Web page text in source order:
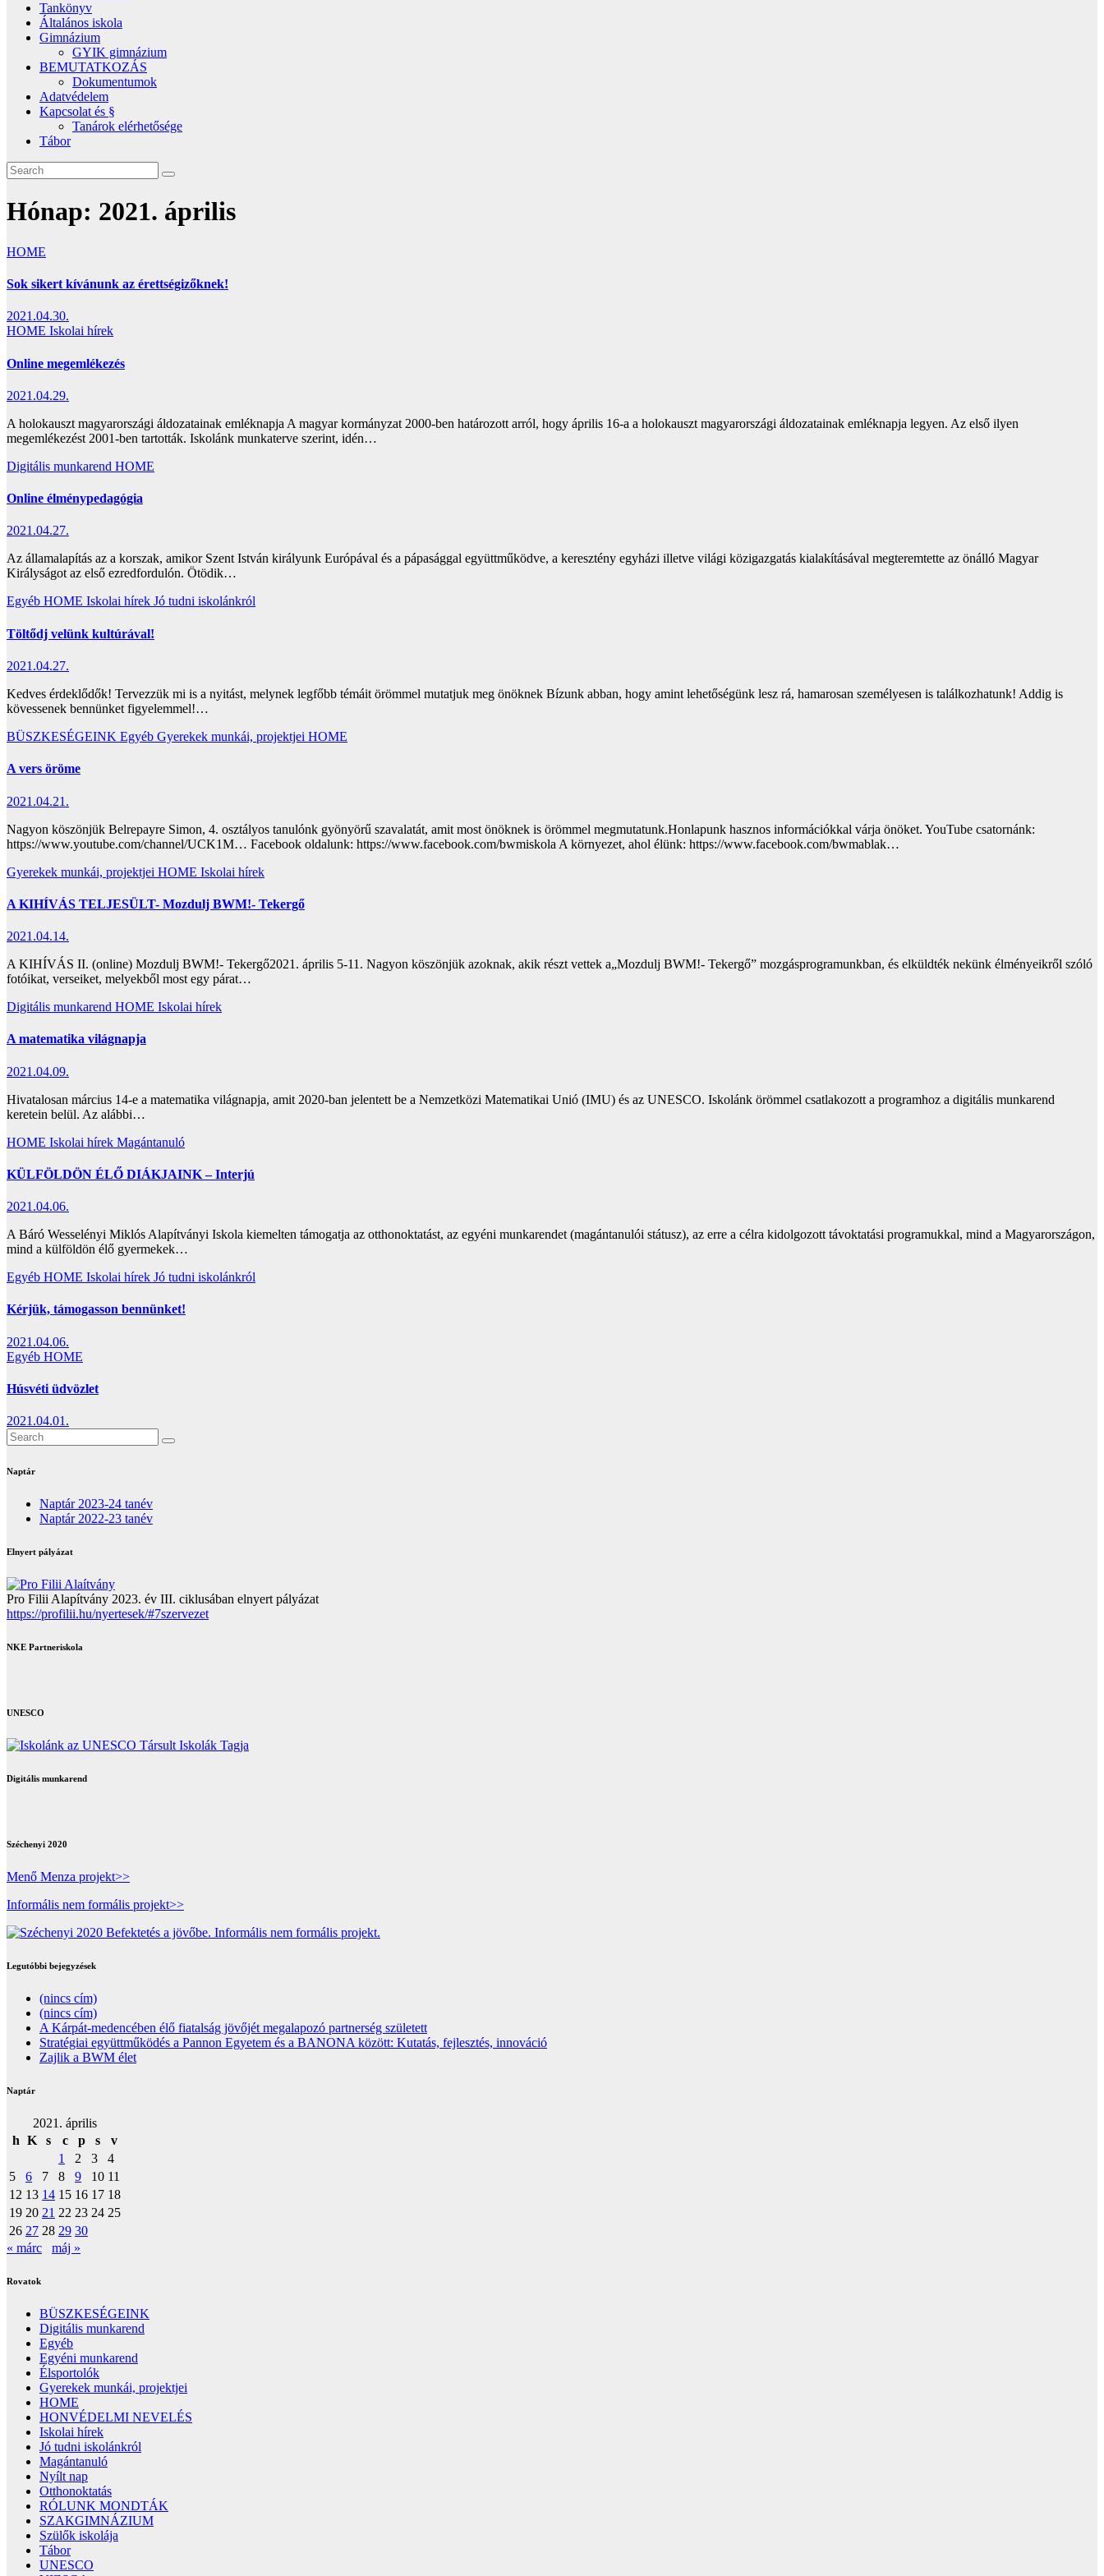
Tankönyv
Általános iskola
Gimnázium
GYIK gimnázium
BEMUTATKOZÁS
Dokumentumok
Adatvédelem
Kapcsolat és §
Tanárok elérhetősége
Tábor
Hónap: 2021. április
HOME
Sok sikert kívánunk az érettségizőknek!
2021.04.30.
HOME Iskolai hírek
Online megemlékezés
2021.04.29.
A holokauszt magyarországi áldozatainak emléknapja A magyar kormányzat 2000-ben határozott arról, hogy április 16-a a holokauszt magyarországi áldozatainak emléknapja legyen. Az első ilyen
megemlékezést 2001-ben tartották. Iskolánk munkaterve szerint, idén…
Digitális munkarend HOME
Online élménypedagógia
2021.04.27.
Az államalapítás az a korszak, amikor Szent István királyunk Európával és a pápasággal együttműködve, a keresztény egyházi illetve világi közigazgatás kialakításával megteremtette az önálló Magyar
Királyságot az első ezredfordulón. Ötödik…
Egyéb HOME Iskolai hírek Jó tudni iskolánkról
Töltődj velünk kultúrával!
2021.04.27.
Kedves érdeklődők! Tervezzük mi is a nyitást, melynek legfőbb témáit örömmel mutatjuk meg önöknek Bízunk abban, hogy amint lehetőségünk lesz rá, hamarosan személyesen is találkozhatunk! Addig is
kövessenek bennünket figyelemmel!…
BÜSZKESÉGEINK Egyéb Gyerekek munkái, projektjei HOME
A vers öröme
2021.04.21.
Nagyon köszönjük Belrepayre Simon, 4. osztályos tanulónk gyönyörű szavalatát, amit most önöknek is örömmel megmutatunk.Honlapunk hasznos információkkal várja önöket. YouTube csatornánk:
https://www.youtube.com/channel/UCK1M…​ Facebook oldalunk: https://www.facebook.com/bwmiskola​ A környezet, ahol élünk: https://www.facebook.com/bwmablak​…
Gyerekek munkái, projektjei HOME Iskolai hírek
A KIHÍVÁS TELJESÜLT- Mozdulj BWM!- Tekergő
2021.04.14.
A KIHÍVÁS II. (online) Mozdulj BWM!- Tekergő2021. április 5-11. Nagyon köszönjük azoknak, akik részt vettek a„Mozdulj BWM!- Tekergő” mozgásprogramunkban, és elküldték nekünk élményeikről szóló
fotóikat, verseiket, melyekből most egy párat…
Digitális munkarend HOME Iskolai hírek
A matematika világnapja
2021.04.09.
Hivatalosan március 14-e a matematika világnapja, amit 2020-ban jelentett be a Nemzetközi Matematikai Unió (IMU) és az UNESCO. Iskolánk örömmel csatlakozott a programhoz a digitális munkarend
keretein belül. Az alábbi…
HOME Iskolai hírek Magántanuló
KÜLFÖLDÖN ÉLŐ DIÁKJAINK – Interjú
2021.04.06.
A Báró Wesselényi Miklós Alapítványi Iskola kiemelten támogatja az otthonoktatást, az egyéni munkarendet (magántanulói státusz), az erre a célra kidolgozott távoktatási programukkal, mind a Magyarországon,
mind a külföldön élő gyermekek…
Egyéb HOME Iskolai hírek Jó tudni iskolánkról
Kérjük, támogasson bennünket!
2021.04.06.
Egyéb HOME
Húsvéti üdvözlet
2021.04.01.
Naptár
Naptár 2023-24 tanév
Naptár 2022-23 tanév
Elnyert pályázat
Pro Filii Alapítvány 2023. év III. ciklusában elnyert pályázat
https://profilii.hu/nyertesek/#7szervezet
NKE Partneriskola
UNESCO
Digitális munkarend
Széchenyi 2020
Menő Menza projekt>>
Informális nem formális projekt>>
Legutóbbi bejegyzések
(nincs cím)
(nincs cím)
A Kárpát-medencében élő fiatalság jövőjét megalapozó partnerség született
Stratégiai együttműködés a Pannon Egyetem és a BANONA között: Kutatás, fejlesztés, innováció
Zajlik a BWM élet
Naptár
2021. április
h K s c p s
v
1
2 3
4
5
6 7 8 9 10 11
12 13 14 15 16 17 18
19 20 21 22 23 24 25
26 27 28 29 30
« márc
máj »
Rovatok
BÜSZKESÉGEINK
Digitális munkarend
Egyéb
Egyéni munkarend
Élsportolók
Gyerekek munkái, projektjei
HOME
HONVÉDELMI NEVELÉS
Iskolai hírek
Jó tudni iskolánkról
Magántanuló
Nyílt nap
Otthonoktatás
RÓLUNK MONDTÁK
SZAKGIMNÁZIUM
Szülők iskolája
Tábor
UNESCO